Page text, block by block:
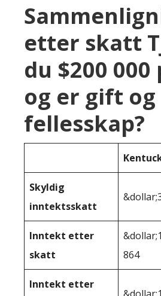
etter skatt
du $200
og er gift
fellesskap?
Skyldig
inntektsskatt
Inntekt etter
skatt
864
Inntekt etter